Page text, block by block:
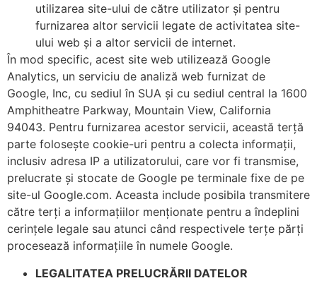
utilizarea site-ului de către utilizator și pentru
furnizarea altor servicii legate de activitatea site-
ului web și a altor servicii de internet.
În mod specific, acest site web utilizează Google
Analytics, un serviciu de analiză web furnizat de
Google, Inc, cu sediul în SUA și cu sediul central la 1600
Amphitheatre Parkway, Mountain View, California
94043. Pentru furnizarea acestor servicii, această terță
parte folosește cookie-uri pentru a colecta informații,
inclusiv adresa IP a utilizatorului, care vor fi transmise,
prelucrate și stocate de Google pe terminale fixe de pe
site-ul Google.com. Aceasta include posibila transmitere
către terți a informațiilor menționate pentru a îndeplini
cerințele legale sau atunci când respectivele terțe părți
procesează informațiile în numele Google.
LEGALITATEA PRELUCRĂRII DATELOR